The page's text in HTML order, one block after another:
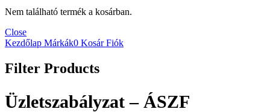
Nem található termék a kosárban.
Close
Kezdőlap Márkák0 KosárFiók
Filter Products
Üzletszabályzat – ÁSZF